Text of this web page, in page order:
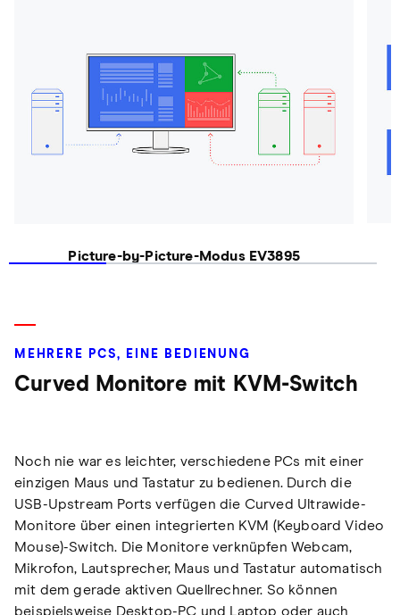
Picture-by-Picture-Modus EV3895
MEHRERE PCS, EINE BEDIENUNG
Curved Monitore mit KVM-Switch
Noch nie war es leichter, verschiedene PCs mit einer
einzigen Maus und Tastatur zu bedienen. Durch die
USB-Upstream Ports verfügen die Curved Ultrawide-
Monitore über einen integrierten KVM (Keyboard Video
Mouse)-Switch. Die Monitore verknüpfen Webcam,
Mikrofon, Lautsprecher, Maus und Tastatur automatisch
mit dem gerade aktiven Quellrechner. So können
beispielsweise Desktop-PC und Laptop oder auch